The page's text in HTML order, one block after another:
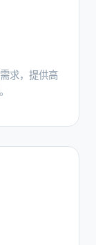
求，提供高